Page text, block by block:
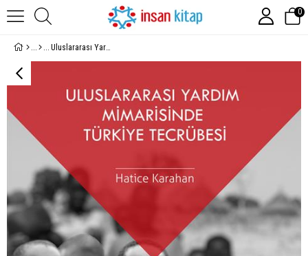
0
Uluslararası Yardım Mimarisinde Türkiye Tecrübesi